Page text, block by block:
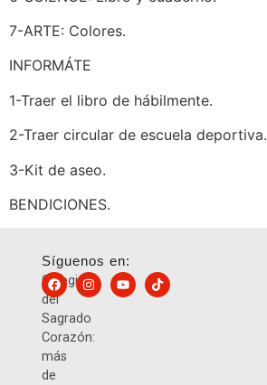
7-ARTE: Colores.
INFORMÁTE
1-Traer el libro de hábilmente.
2-Traer circular de escuela deportiva.
3-Kit de aseo.
BENDICIONES.
Colegio
del
Sagrado
Corazón:
más
de
Síguenos en: